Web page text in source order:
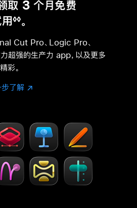
取 3 个月免费
◊◊。
Cut Pro、Logic Pro、
超强的生产力 app，以及更多
精彩。
步了解 进
了
Creator Studio
(在
口
打
开)